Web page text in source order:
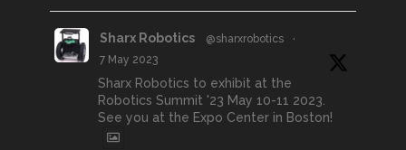
Sharx Robotics @sharxrobotics
·
7 May 2023
Sharx Robotics to exhibit at the
Robotics Summit '23 May 10-11 2023.
See you at the Expo Center in Boston!